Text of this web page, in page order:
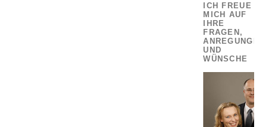
ICH FREUE
MICH AUF
IHRE
FRAGEN,
ANREGUNGEN
UND
WÜNSCHE